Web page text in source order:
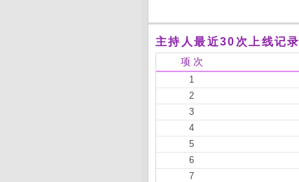
主持人最近30次上线记录
项 次
1
2
3
4
5
6
7